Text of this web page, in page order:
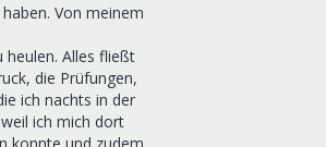
Von meinem
heulen. Alles fließt
die Prüfungen,
ich nachts in der
ich mich dort